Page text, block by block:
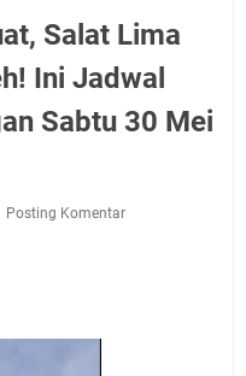
Mobil Samling Ada di Alun-alun
dan Besaran Biayanya
Keliling Kuningan Kamis 6
Kegagalan
Wabup dan Sekda Kuningan
Masing-masing Dua Acara
Salat Lima
Ini Jadwal
Sabtu 30 Mei
Posting Komentar